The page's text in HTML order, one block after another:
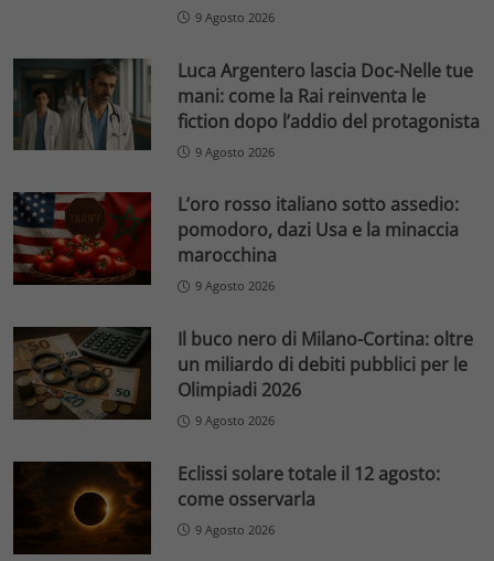
9 Agosto 2026
Luca Argentero lascia Doc-Nelle tue
mani: come la Rai reinventa le
fiction dopo l’addio del protagonista
9 Agosto 2026
L’oro rosso italiano sotto assedio:
pomodoro, dazi Usa e la minaccia
marocchina
9 Agosto 2026
Il buco nero di Milano-Cortina: oltre
un miliardo di debiti pubblici per le
Olimpiadi 2026
9 Agosto 2026
Eclissi solare totale il 12 agosto:
come osservarla
9 Agosto 2026